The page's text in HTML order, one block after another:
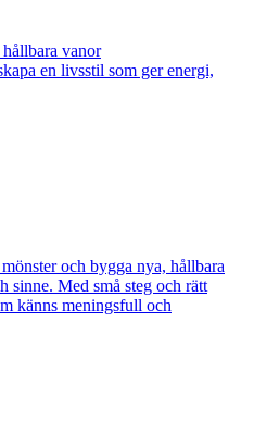
vanor
en livsstil som ger energi,
och bygga nya, hållbara
sinne. Med små steg och rätt
känns meningsfull och